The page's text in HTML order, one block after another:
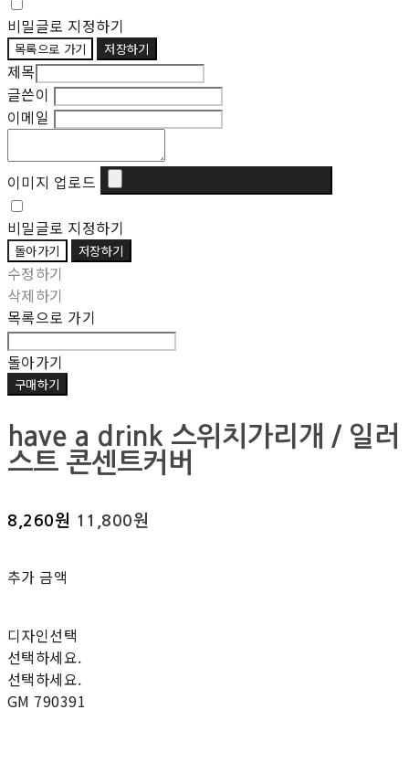
비밀글로 지정하기
목록으로 가기 저장하기
제목
글쓴이
이메일
이미지 업로드
비밀글로 지정하기
돌아가기 저장하기
수정하기
삭제하기
목록으로 가기
돌아가기
구매하기
have a drink 스위치가리개 / 일러
스트 콘센트커버
8,260원 11,800원
추가 금액
디자인선택
선택하세요.
선택하세요.
GM 790391